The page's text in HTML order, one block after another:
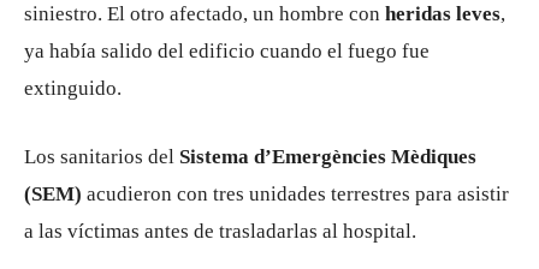
siniestro. El otro afectado, un hombre con heridas leves,
ya había salido del edificio cuando el fuego fue
extinguido.
Los sanitarios del Sistema d’Emergències Mèdiques
(SEM) acudieron con tres unidades terrestres para asistir
a las víctimas antes de trasladarlas al hospital.